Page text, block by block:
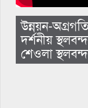
উন্নয়ন-
দর্শনীয়
শেওলা